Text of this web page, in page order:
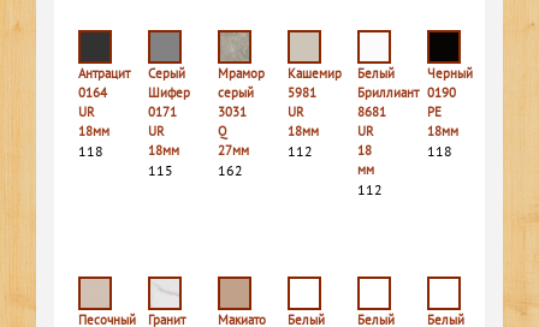
Антрацит
0164
UR
18мм
118
Серый
Шифер
0171
UR
18мм
115
Мрамор
серый
3031
Q
27мм
162
Кашемир
5981
UR
18мм
112
Белый
Бриллиант
8681
UR
18
мм
112
Черный
0190
PE
18мм
118
Песочный
Гранит
Макиато
Белый
Белый
Белый